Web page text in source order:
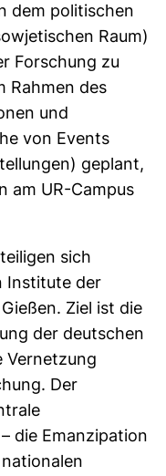
dem politischen
Raum)
Forschung zu
Rahmen des
und
von Events
geplant,
am UR-Campus
sich
Institute der
Ziel ist die
der deutschen
Vernetzung
Der
die Emanzipation